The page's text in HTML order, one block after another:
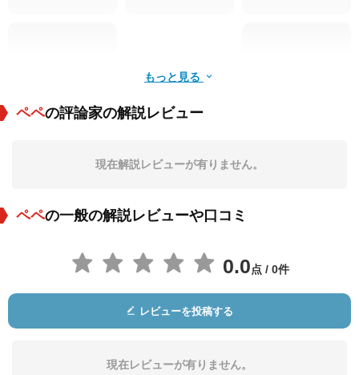
役：Ángel
もっと見る
ペペの評論家の解説レビュー
現在解説レビューが有りません。
ペペの一般の解説レビューや口コミ
0.0点 / 0件
レビューを投稿する
現在レビューが有りません。